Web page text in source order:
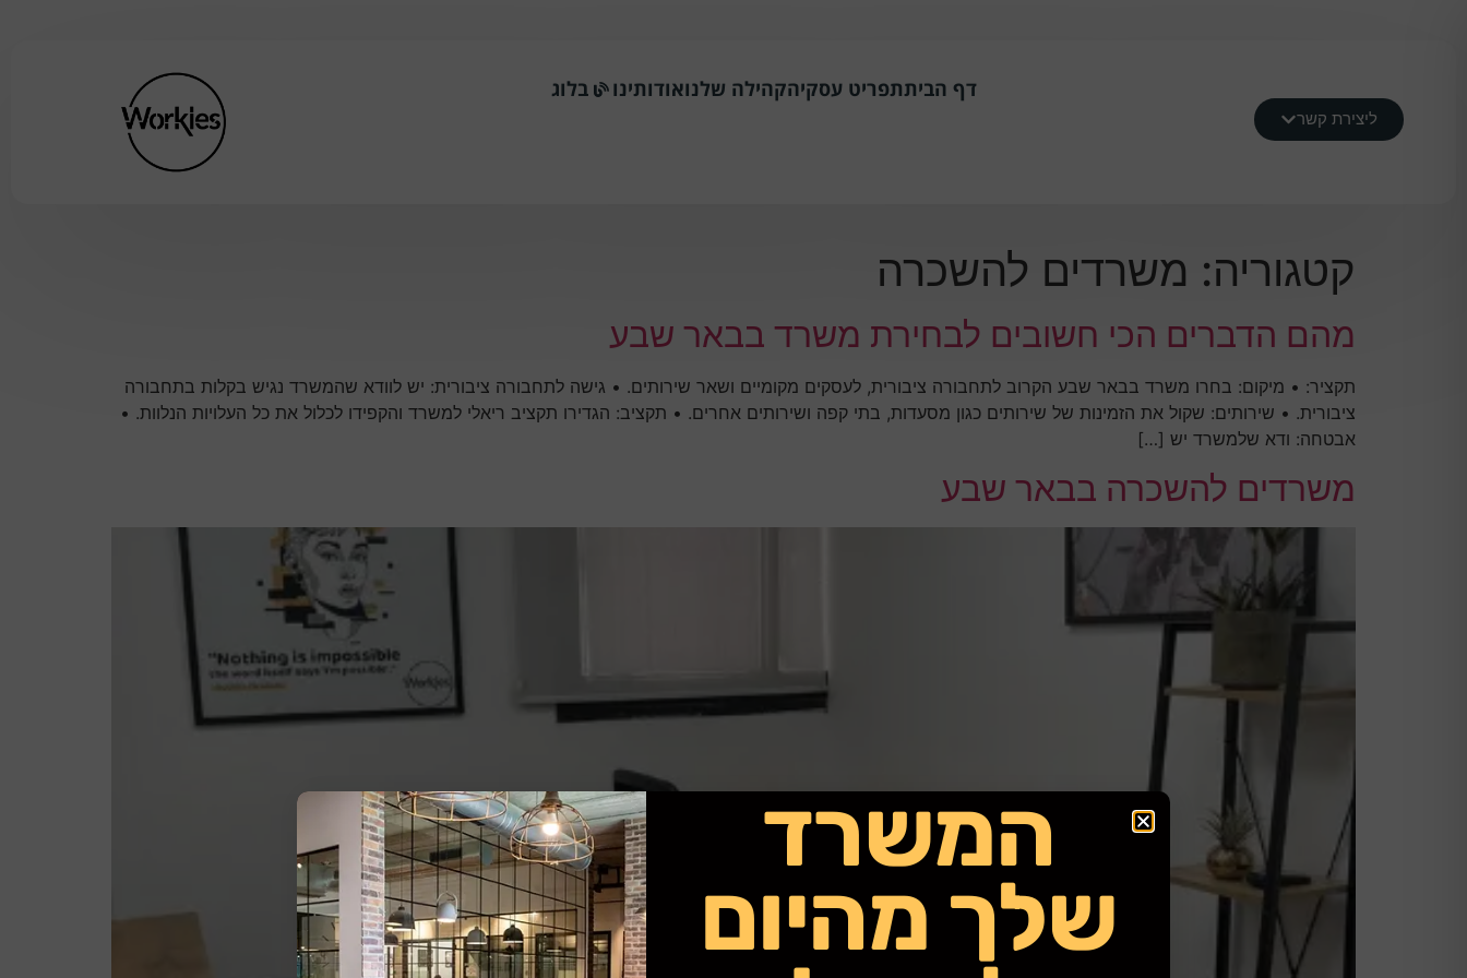
ליצירת קשר
דף הביתתפריט עסקיהקהילה שלנואודותינו בלוג
קטגוריה: משרדים להשכרה
מהם הדברים הכי חשובים לבחירת משרד בבאר שבע
תקציר: • מיקום: בחרו משרד בבאר שבע הקרוב לתחבורה ציבורית, לעסקים מקומיים ושאר שירותים. • גישה לתחבורה ציבורית: יש לוודא שהמשרד נגיש בקלות בתחבורה
ציבורית. • שירותים: שקול את הזמינות של שירותים כגון מסעדות, בתי קפה ושירותים אחרים. • תקציב: הגדירו תקציב ריאלי למשרד והקפידו לכלול את כל העלויות הנלוות. •
אבטחה: ודא שלמשרד יש […]
משרדים להשכרה בבאר שבע
המשרד
שלך מהיום